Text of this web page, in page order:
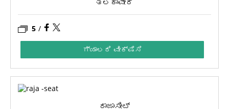
ತಲಕಾವೇರಿ
5 /
ಗ್ಯಾಲರಿ ವೀಕ್ಷಿಸಿ
ರಾಜಾಸೀಟ್